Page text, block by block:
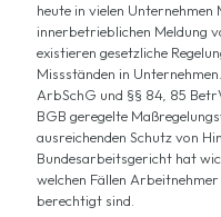
heute in vielen Unternehmen
innerbetrieblichen Meldung
existieren gesetzliche
Missständen in
ArbSchG und §§ 84, 85
BGB geregelte
ausreichenden Schutz von
Bundesarbeitsgericht hat
welchen Fällen
berechtigt sind.